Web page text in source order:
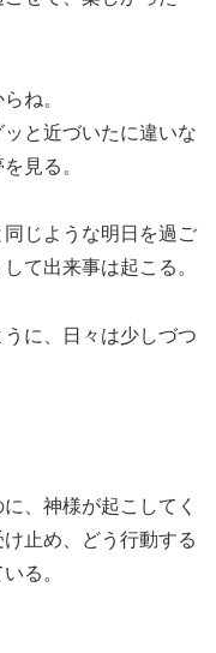
ね。
と近づいたに違いな
見る。
じような明日を過ご
て出来事は起こる。
に、日々は少しづつ
、神様が起こしてく
止め、どう行動する
る。